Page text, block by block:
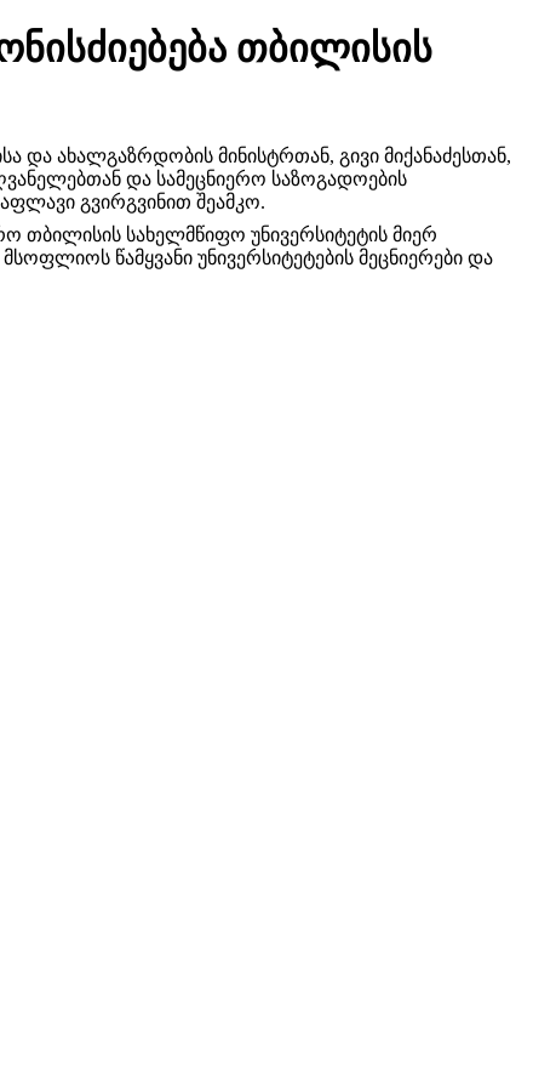
თბილისის
ახალგაზრდობის მინისტრთან, გივი მიქანაძესთან,
და სამეცნიერო საზოგადოების
გვირგვინით შეამკო.
თბილისის სახელმწიფო უნივერსიტეტის მიერ
წამყვანი უნივერსიტეტების მეცნიერები და